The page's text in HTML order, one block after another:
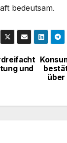
bedeutsam.
über
und